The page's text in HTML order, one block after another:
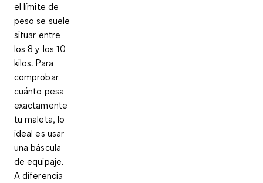
el límite de
peso se suele
situar entre
los 8 y los 10
kilos. Para
comprobar
cuánto pesa
exactamente
tu maleta, lo
ideal es usar
unabáscula
de equipaje.
A diferencia